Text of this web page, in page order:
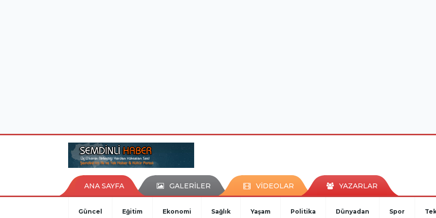
ANA SAYFA GALERİLER VİDEOLAR YAZARLAR
Güncel Eğitim Ekonomi Sağlık Yaşam Politika Dünyadan Spor